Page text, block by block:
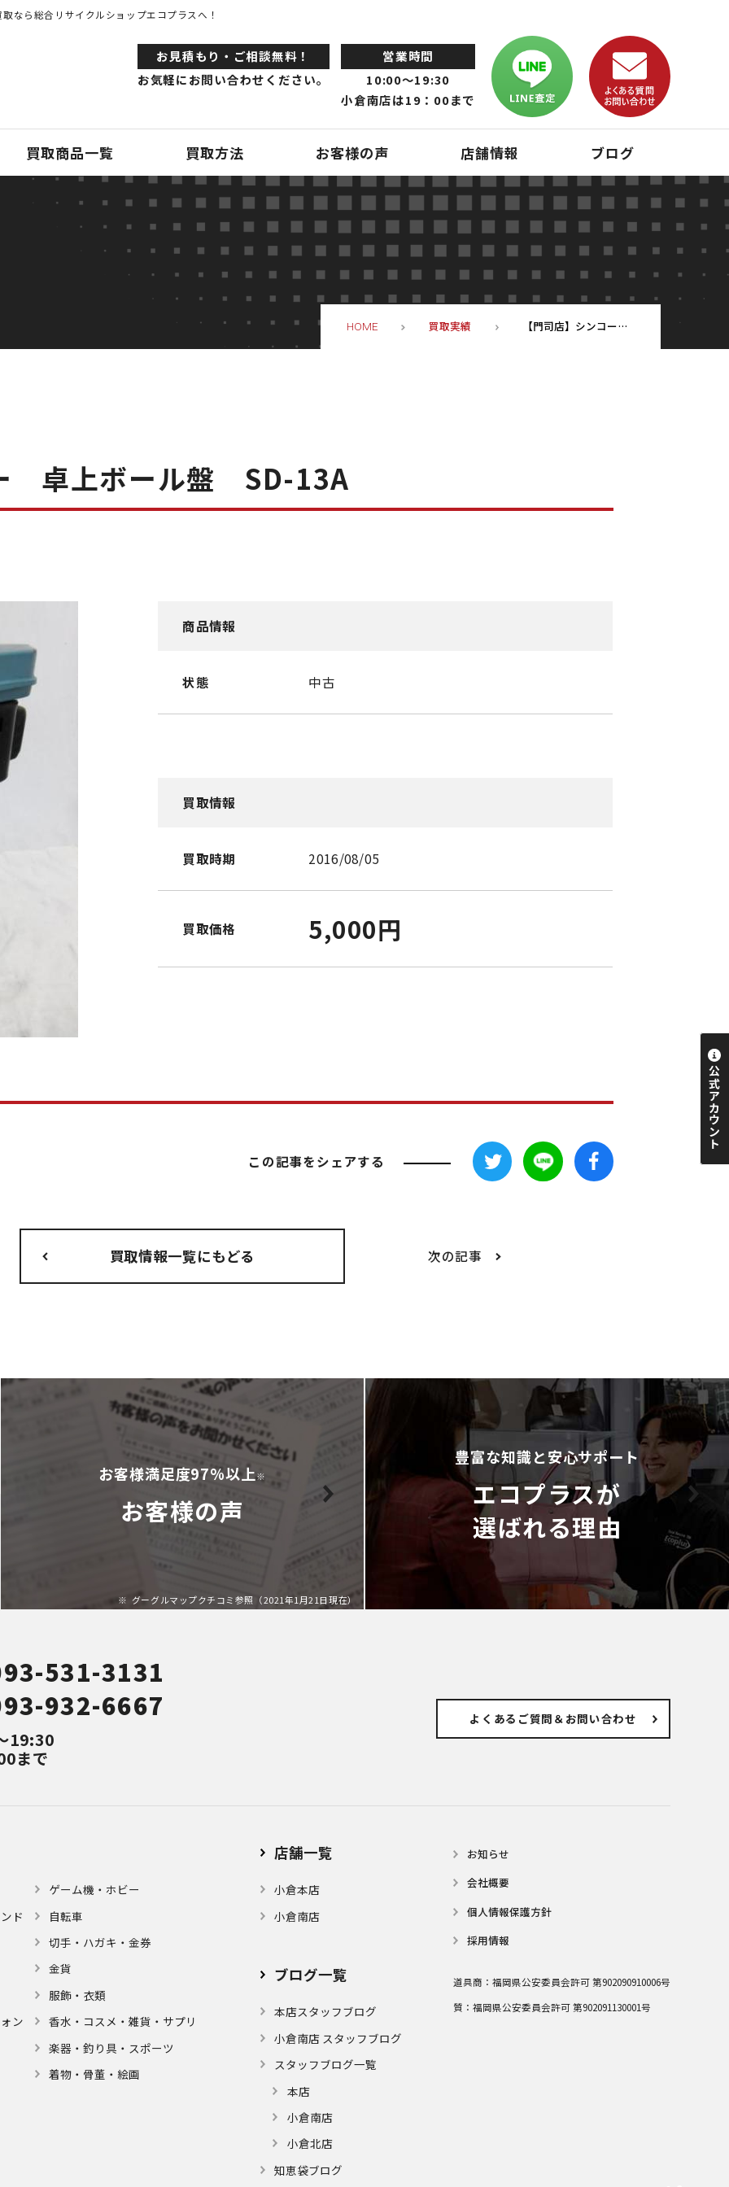
なら総合リサイクルショップエコプラスへ！
お⾒積もり・ご相談無料！
お気軽にお問い合わせください。
営業時間
10:00～19:30
小倉南店は19：00まで
買取商品一覧 買取方法 お客様の声 店舗情報 ブログ
HOME 買取実績 【門司店】シンコー 卓上ボール盤 SD-13A
卓上ボール盤 SD-13A
商品情報
状態 中古
買取情報
買取時期 2016/08/05
買取価格 5,000円
この記事をシェアする
買取情報一覧にもどる 次の記事
お客様満足度97%以上※
お客様の声
グーグルマップクチコミ参照（2021年1月21日現在）
豊富な知識と安心サポート
エコプラスが
選ばれる理由
531-3131
932-6667
19:30
まで
よくあるご質問 ＆お問い合わせ
ド
ン
ゲーム機・ホビー
自転車
切手・ハガキ・金券
金貨
服飾・衣類
⾹⽔・コスメ・雑貨・サプリ
楽器・釣り具・スポーツ
着物・⾻董・絵画
店舗⼀覧
小倉本店
小倉南店
ブログ⼀覧
本店スタッフブログ
小倉南店 スタッフブログ
スタッフブログ一覧
本店
小倉南店
小倉北店
知恵袋ブログ
お知らせ
会社概要
個⼈情報保護⽅針
採用情報
道具商： 福岡県公安委員会許可 第902090910006号
質： 福岡県公安委員会許可 第902091130001号